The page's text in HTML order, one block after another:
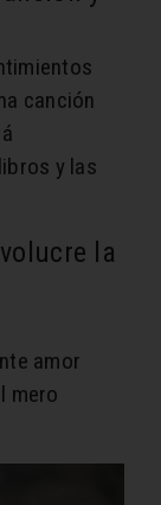
canción
y las
la
amor
mero